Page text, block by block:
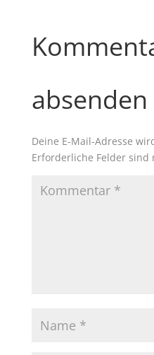
absenden
Deine E-Mail-Adresse
Erforderliche Felder sind